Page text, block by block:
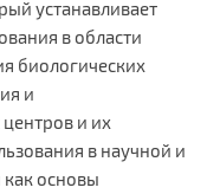
устанавливает
в области
биологических
и
и их
в научной и
как основы